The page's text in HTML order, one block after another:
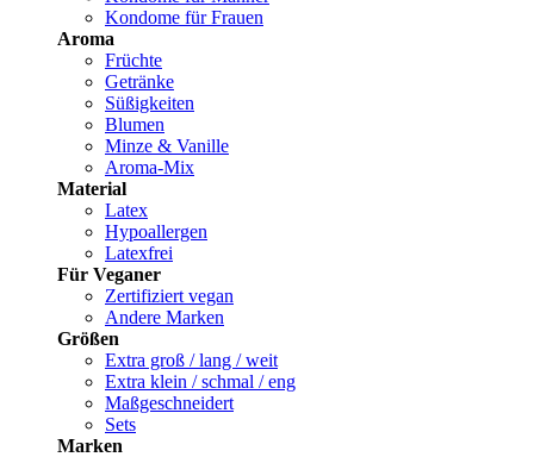
Kondome für Frauen
Aroma
Früchte
Getränke
Süßigkeiten
Blumen
Minze & Vanille
Aroma-Mix
Material
Latex
Hypoallergen
Latexfrei
Für Veganer
Zertifiziert vegan
Andere Marken
Größen
Extra groß / lang / weit
Extra klein / schmal / eng
Maßgeschneidert
Sets
Marken